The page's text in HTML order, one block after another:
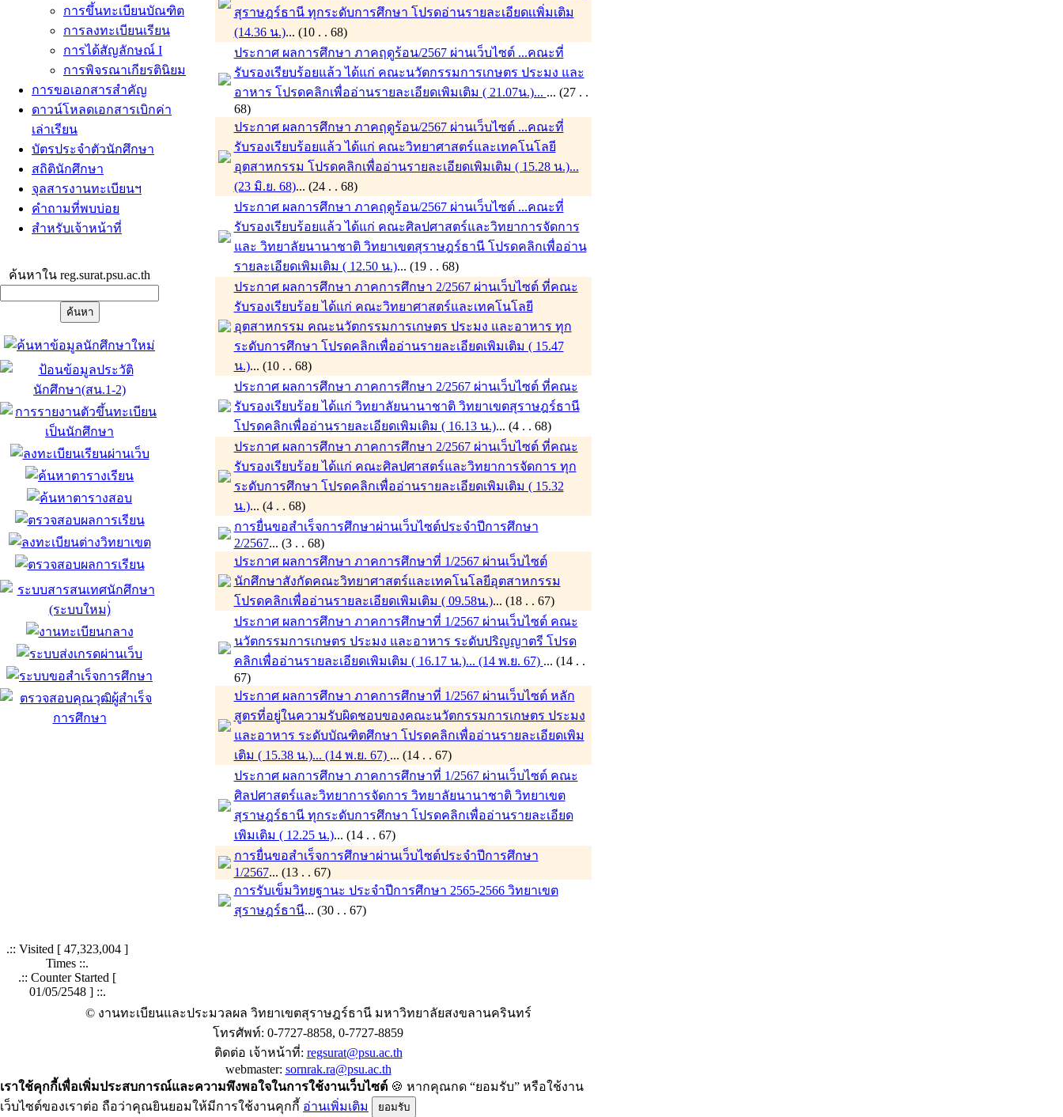
การขึ้นทะเบียนบัณฑิต
การลงทะเบียนเรียน
การได้สัญลักษณ์ I
การพิจรณาเกียรตินิยม
การขอเอกสารสำคัญ
ดาวน์โหลดเอกสารเบิกค่า
เล่าเรียน
บัตรประจำตัวนักศึกษา
สถิตินักศึกษา
จุลสารงานทะเบียนฯ
คำถามที่พบบ่อย
สำหรับเจ้าหน้าที่
ค้นหาใน reg.surat.psu.ac.th
สุราษฎร์ธานี ทุกระดับการศึกษา โปรดอ่านรายละเอียดเเพิ่มเติม
(14.36 น.)... (10 . . 68)
ประกาศ ผลการศึกษา ภาคฤดูร้อน/2567 ผ่านเว็บไซต์ ...คณะที่
รับรองเรียบร้อยแล้ว ได้แก่ คณะนวัตกรรมการเกษตร ประมง และ
อาหาร โปรดคลิกเพื่ออ่านรายละเอียดเพิมเติม ( 21.07น.)... ... (27 . .
68)
ประกาศ ผลการศึกษา ภาคฤดูร้อน/2567 ผ่านเว็บไซต์ ...คณะที่
รับรองเรียบร้อยแล้ว ได้แก่ คณะวิทยาศาสตร์และเทคโนโลยี
อุตสาหกรรม โปรดคลิกเพื่ออ่านรายละเอียดเพิมเติม ( 15.28 น.)...
(23 มิ.ย. 68)... (24 . . 68)
ประกาศ ผลการศึกษา ภาคฤดูร้อน/2567 ผ่านเว็บไซต์ ...คณะที่
รับรองเรียบร้อยแล้ว ได้แก่ คณะศิลปศาสตร์และวิทยาการจัดการ
และ วิทยาลัยนานาชาติ วิทยาเขตสุราษฎร์ธานี โปรดคลิกเพื่ออ่าน
รายละเอียดเพิมเติม ( 12.50 น.)... (19 . . 68)
ประกาศ ผลการศึกษา ภาคการศึกษา 2/2567 ผ่านเว็บไซต์ ที่คณะ
รับรองเรียบร้อย ได้แก่ คณะวิทยาศาสตร์และเทคโนโลยี
อุตสาหกรรม คณะนวัตกรรมการเกษตร ประมง และอาหาร ทุก
ระดับการศึกษา โปรดคลิกเพื่ออ่านรายละเอียดเพิมเติม ( 15.47
น.)... (10 . . 68)
ประกาศ ผลการศึกษา ภาคการศึกษา 2/2567 ผ่านเว็บไซต์ ที่คณะ
รับรองเรียบร้อย ได้แก่ วิทยาลัยนานาชาติ วิทยาเขตสุราษฎร์ธานี
โปรดคลิกเพื่ออ่านรายละเอียดเพิมเติม ( 16.13 น.)... (4 . . 68)
ประกาศ ผลการศึกษา ภาคการศึกษา 2/2567 ผ่านเว็บไซต์ ที่คณะ
รับรองเรียบร้อย ได้แก่ คณะศิลปศาสตร์และวิทยาการจัดการ ทุก
ระดับการศึกษา โปรดคลิกเพื่ออ่านรายละเอียดเพิมเติม ( 15.32
น.)... (4 . . 68)
การยื่นขอสำเร็จการศึกษาผ่านเว็บไซต์ประจำปีการศึกษา
2/2567... (3 . . 68)
ประกาศ ผลการศึกษา ภาคการศึกษาที่ 1/2567 ผ่านเว็บไซต์
นักศึกษาสังกัดคณะวิทยาศาสตร์และเทคโนโลยีอุตสาหกรรม
โปรดคลิกเพื่ออ่านรายละเอียดเพิมเติม ( 09.58น.)... (18 . . 67)
ประกาศ ผลการศึกษา ภาคการศึกษาที่ 1/2567 ผ่านเว็บไซต์ คณะ
นวัตกรรมการเกษตร ประมง และอาหาร ระดับปริญญาตรี โปรด
คลิกเพื่ออ่านรายละเอียดเพิมเติม ( 16.17 น.)... (14 พ.ย. 67) ... (14 . .
67)
ประกาศ ผลการศึกษา ภาคการศึกษาที่ 1/2567 ผ่านเว็บไซต์ หลัก
สูตรที่อยู่ในความรับผิดชอบของคณะนวัตกรรมการเกษตร ประมง
และอาหาร ระดับบัณฑิตศึกษา โปรดคลิกเพื่ออ่านรายละเอียดเพิม
เติม ( 15.38 น.)... (14 พ.ย. 67) ... (14 . . 67)
ประกาศ ผลการศึกษา ภาคการศึกษาที่ 1/2567 ผ่านเว็บไซต์ คณะ
ศิลปศาสตร์และวิทยาการจัดการ วิทยาลัยนานาชาติ วิทยาเขต
สุราษฎร์ธานี ทุกระดับการศึกษา โปรดคลิกเพื่ออ่านรายละเอียด
เพิมเติม ( 12.25 น.)... (14 . . 67)
การยื่นขอสำเร็จการศึกษาผ่านเว็บไซต์ประจำปีการศึกษา
1/2567... (13 . . 67)
การรับเข็มวิทยฐานะ ประจำปีการศึกษา 2565-2566 วิทยาเขต
สุราษฎร์ธานี... (30 . . 67)
.:: Visited [ 47,323,004 ]
Times ::.
.:: Counter Started [
01/05/2548 ] ::.
© งานทะเบียนและประมวลผล วิทยาเขตสุราษฎร์ธานี มหาวิทยาลัยสงขลานครินทร์
โทรศัพท์: 0-7727-8858, 0-7727-8859
ติดต่อ เจ้าหน้าที่: regsurat@psu.ac.th
webmaster: sornrak.ra@psu.ac.th
เราใช้คุกกี้เพื่อเพิ่มประสบการณ์และความพึงพอใจในการใช้งานเว็บไซต์ 🍪 หากคุณกด “ยอมรับ” หรือใช้งาน
เว็บไซต์ของเราต่อ ถือว่าคุณยินยอมให้มีการใช้งานคุกกี้ อ่านเพิ่มเติม ยอมรับ